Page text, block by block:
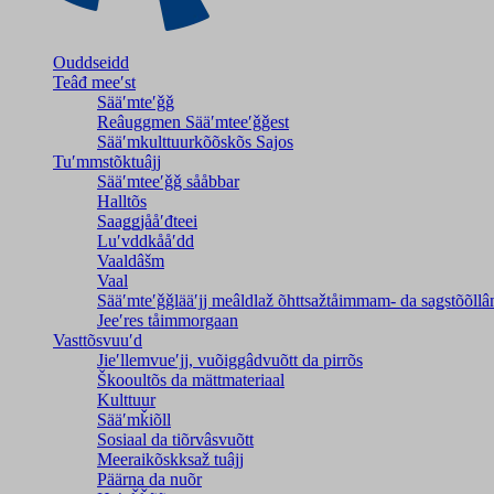
Ouddseidd
Teâđ meeʹst
Sääʹmteʹǧǧ
Reâuggmen Sääʹmteeʹǧǧest
Sääʹmkulttuurkõõskõs Sajos
Tuʹmmstõktuâjj
Sääʹmteeʹǧǧ sååbbar
Halltõs
Saaǥǥjååʹđteei
Luʹvddkååʹdd
Vaaldâšm
Vaal
Sääʹmteʹǧǧlääʹjj meâldlaž õhttsažtåimmam- da
Jeeʹres tåimmorgaan
Vasttõsvuuʹd
Jieʹllemvueʹjj, vuõiggâdvuõtt da pirrõs
Škooultõs da mättmateriaal
Kulttuur
Sääʹmǩiõll
Sosiaal da tiõrvâsvuõtt
Meeraikõskksaž tuâjj
Päärna da nuõr